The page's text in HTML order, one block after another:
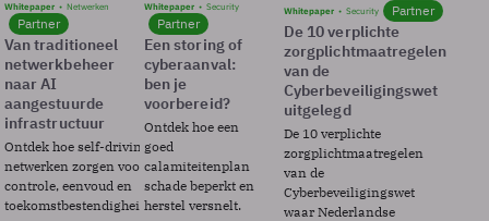
Whitepaper Netwerken
Partner
Van traditioneel
netwerkbeheer
naar AI
aangestuurde
infrastructuur
Ontdek hoe self-driving
netwerken zorgen voor
controle, eenvoud en
toekomstbestendigheid.
Whitepaper Security
Partner
Een storing of
cyberaanval:
ben je
voorbereid?
Ontdek hoe een
goed
calamiteitenplan
schade beperkt en
herstel versnelt.
Whitepaper Security Partner
De 10 verplichte
zorgplichtmaatregelen
van de
Cyberbeveiligingswet
uitgelegd
De 10 verplichte
zorgplichtmaatregelen
van de
Cyberbeveiligingswet
waar Nederlandse